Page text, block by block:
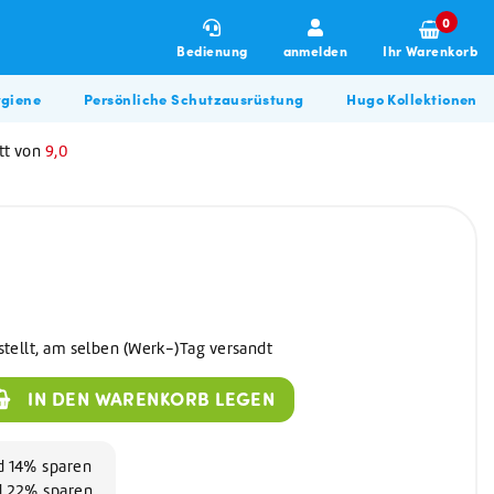
Bedienung anmelden
0
Ihr Warenkorb
Bau & Renovierung
Persönliche Schutzausrüstung Hugo Kollektionen
von 9,0
am selben (Werk-)Tag versandt
IN DEN WARENKORB LEGEN
14% sparen